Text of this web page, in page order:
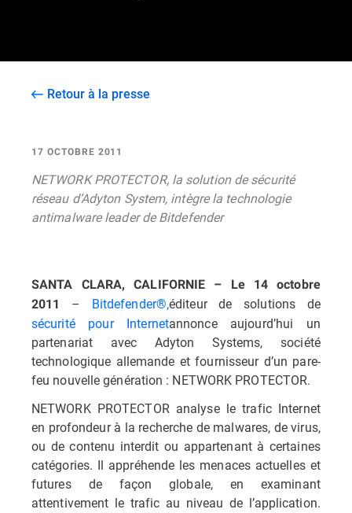
Retour à la presse
17 OCTOBRE 2011
NETWORK PROTECTOR, la solution de sécurité
réseau d’Adyton System, intègre la technologie
antimalware leader de Bitdefender
SANTA CLARA, CALIFORNIE – Le 14 octobre
2011
– Bitdefender®,éditeur de solutions de
sécurité pour Internetannonce aujourd’hui un
partenariat avec Adyton Systems, société
technologique allemande et fournisseur d’un pare-
feu nouvelle génération : NETWORK PROTECTOR.
NETWORK PROTECTOR analyse le trafic Internet
en profondeur à la recherche de malwares, de virus,
ou de contenu interdit ou appartenant à certaines
catégories. Il appréhende les menaces actuelles et
futures de façon globale, en examinant
attentivement le trafic au niveau de l’application.